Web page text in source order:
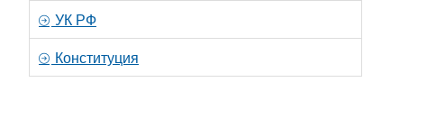
УК РФ
Конституция